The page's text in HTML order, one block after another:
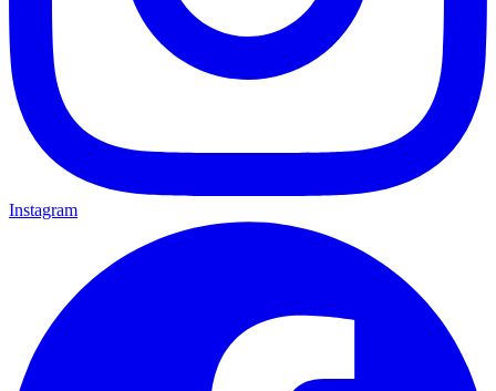
Instagram